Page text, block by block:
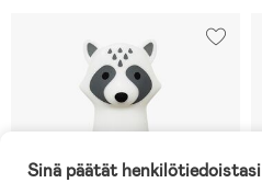
Sinä päätät henkilötiedoistasi